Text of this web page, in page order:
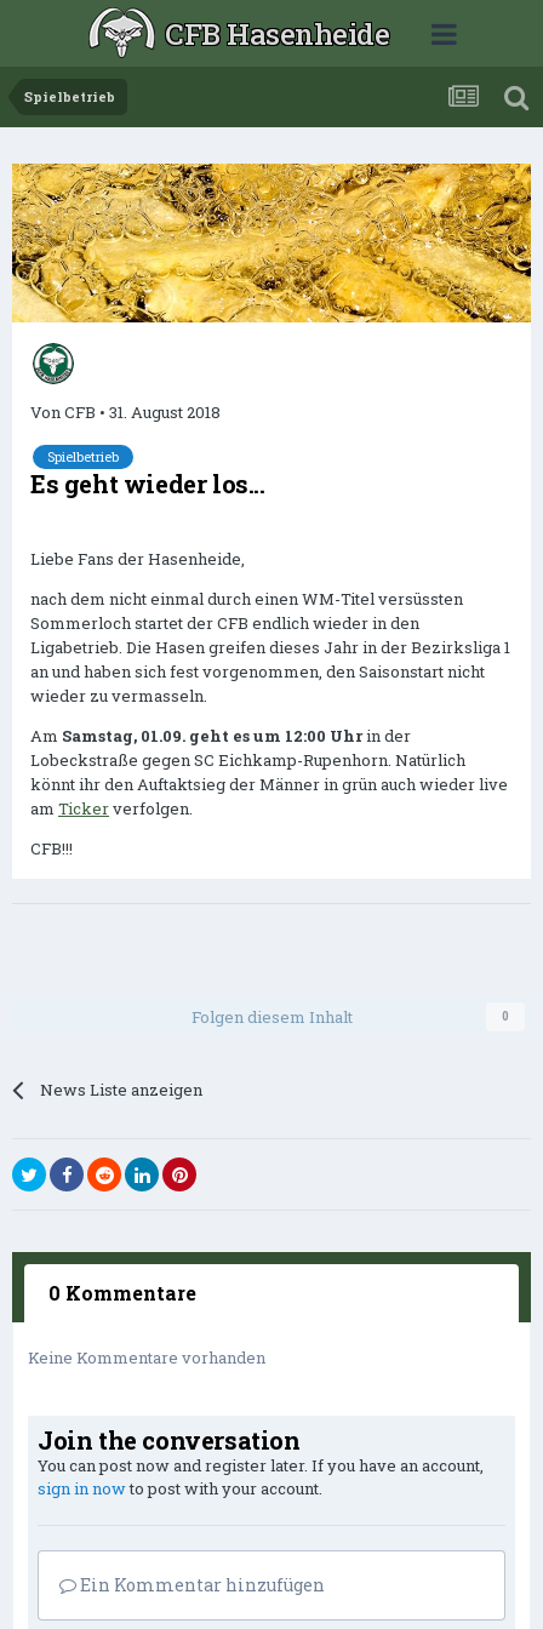
CFB Hasenheide
Spielbetrieb
VonCFB • 31. August 2018
Spielbetrieb
Es geht wieder los...
Liebe Fans der Hasenheide,
nach dem nicht einmal durch einen WM-Titel versüssten
Sommerloch startet der CFB endlich wieder in den
Ligabetrieb. Die Hasen greifen dieses Jahr in der Bezirksliga 1
an und haben sich fest vorgenommen, den Saisonstart nicht
wieder zu vermasseln.
Am Samstag, 01.09. geht es um 12:00 Uhrin der
Lobeckstraße gegen SC Eichkamp-Rupenhorn. Natürlich
könnt ihr den Auftaktsieg der Männer in grün auch wieder live
am Tickerverfolgen.
CFB!!!
Folgen diesem Inhalt 0
News Liste anzeigen
0 Kommentare
Keine Kommentare vorhanden
Join the conversation
You can post now and register later. If you have an account,
sign in nowto post with your account.
Ein Kommentar hinzufügen